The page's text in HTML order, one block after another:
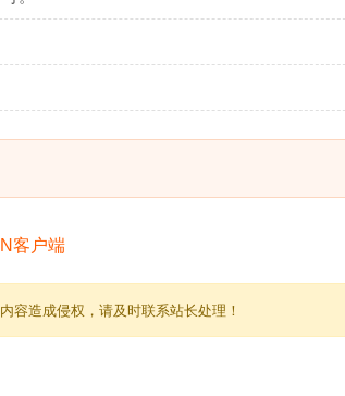
容造成侵权，请及时联系站长处理！